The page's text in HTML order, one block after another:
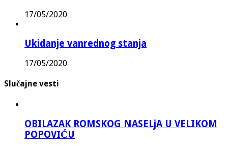
17/05/2020
Ukidanje vanrednog stanja
17/05/2020
Slučajne vesti
OBILAZAK ROMSKOG NASELjA U VELIKOM
POPOVIĆU